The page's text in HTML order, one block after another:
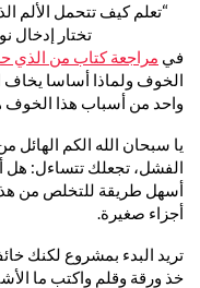
“تعلم كيف تتحمل الألم
تختار إدخال
في مراجعة كتاب من الذي
الخوف ولماذا أساسا يخاف
واحد من أسباب هذا الخوف
يا سبحان الله الكم
الفشل، تجعلك تتساءل: هل
أسهل طريقة للتخلص من
أجزاء صغيرة.
تريد البدء بمشروع لكنك
خذ ورقة وقلم واكتب ما